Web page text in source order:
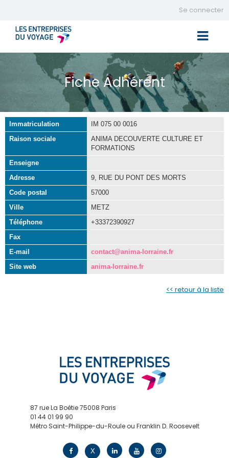
Se connecter
Fiche Adhérent
Immatriculation
IM 075 00 0016
Raison sociale
ANIMA DECOUVERTE CULTURE ET
FORMATIONS
Enseigne
Adresse
9, RUE DU PONT DES MORTS
Code postal
57000
Ville
METZ
Téléphone
+33372390927
Fax
E-mail
contact@anima-lorraine.fr
Site web
anima-lorraine.fr
<< retour à la liste
87 rue La Boétie 75008 Paris
01 44 01 99 90
Métro Saint-Philippe-du-Roule ou Franklin D. Roosevelt
X